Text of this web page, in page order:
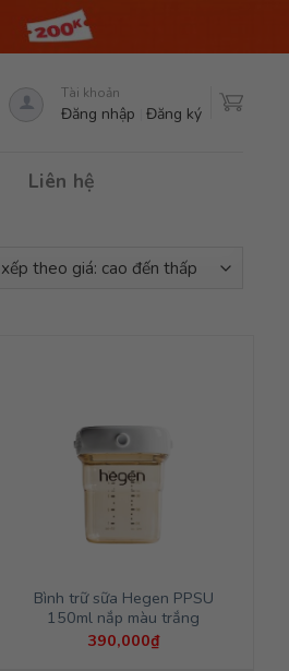
Tài khoản
Đăng nhập Đăng ký
Liên hệ
Bình trữ sữa Hegen PPSU
150ml nắp màu trắng
390,000₫